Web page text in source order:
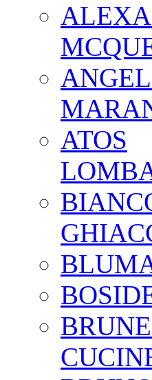
ATOS